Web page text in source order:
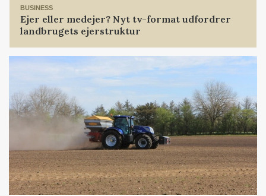
BUSINESS
Ejer eller medejer? Nyt tv-format udfordrer
landbrugets ejerstruktur